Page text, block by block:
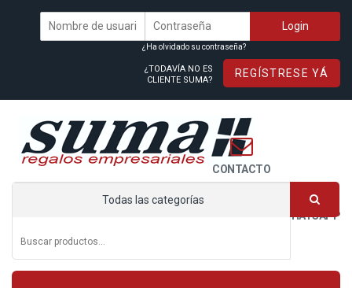
¿Ha olvidado su contraseña?
¿TODAVÍA NO ES
CLIENTE SUMA?
REGÍSTRESE YÁ
WHATSAPP
CONTACTO
Todas las categorías